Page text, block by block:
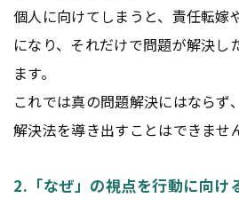
個人に向けてしまうと、責任転嫁
になり、それだけで問題が解決し
ます。
これでは真の問題解決にはならず
解決法を導き出すことはできませ
2.「なぜ」の視点を行動に向け